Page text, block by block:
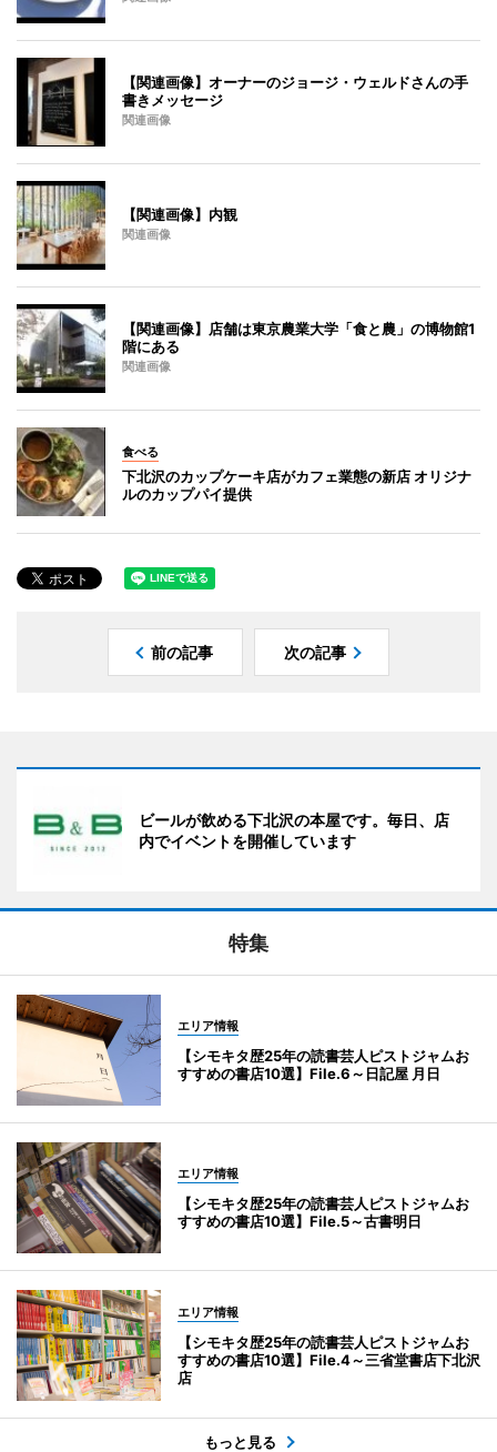
【関連画像】オーナーのジョージ・ウェルドさんの手
書きメッセージ
関連画像
【関連画像】内観
関連画像
【関連画像】店舗は東京農業大学「食と農」の博物館1
階にある
関連画像
食べる
下北沢のカップケーキ店がカフェ業態の新店 オリジナ
ルのカップパイ提供
前の記事 次の記事
ビールが飲める下北沢の本屋です。毎日、店
内でイベントを開催しています
特集
エリア情報
【シモキタ歴25年の読書芸人ピストジャムお
すすめの書店10選】File.6～日記屋 月日
エリア情報
【シモキタ歴25年の読書芸人ピストジャムお
すすめの書店10選】File.5～古書明日
エリア情報
【シモキタ歴25年の読書芸人ピストジャムお
すすめの書店10選】File.4～三省堂書店下北沢
店
もっと見る